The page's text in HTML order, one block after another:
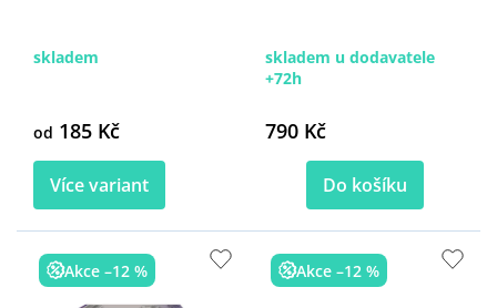
skladem
od 185 Kč
Více variant
skladem u dodavatele
+72h
790 Kč
Do košíku
Akce –12 % Akce –12 %